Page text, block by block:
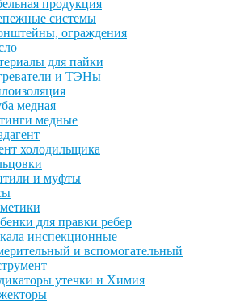
продукция
системы
ограждения
для пайки
и ТЭНы
медная
медные
холодильщика
и муфты
для правки ребер
инспекционные
и вспомогательный
утечки и Химия